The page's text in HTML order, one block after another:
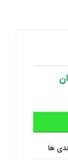
ها